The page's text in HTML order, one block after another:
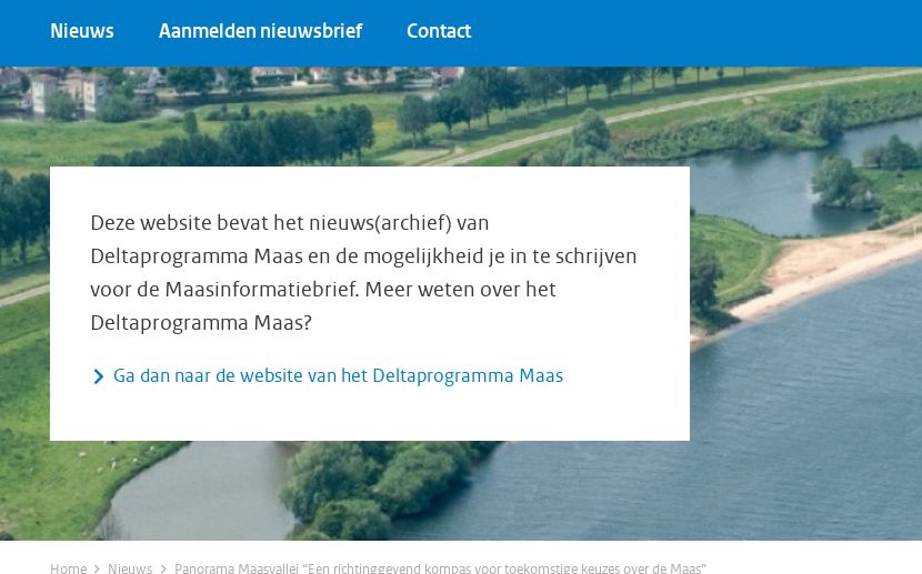
Nieuws Aanmelden nieuwsbrief Contact
Deze website bevat het nieuws(archief) van
Deltaprogramma Maas en de mogelijkheid je in te schrijven
voor de Maasinformatiebrief. Meer weten over het
Deltaprogramma Maas?
Ga dan naar de website van het Deltaprogramma Maas
Home Nieuws Panorama Maasvallei “Een richtinggevend kompas voor toekomstige keuzes over de Maas”